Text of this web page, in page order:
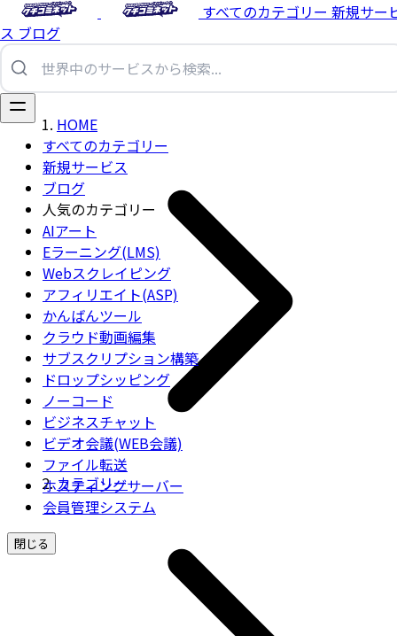
すべてのカテゴリー 新規サー
ス ブログ
すべてのカテゴリー
新規サービス
ブログ
人気のカテゴリー
AIアート
Eラーニング(LMS)
Webスクレイピング
アフィリエイト(ASP)
かんばんツール
クラウド動画編集
サブスクリプション構築
ドロップシッピング
ノーコード
ビジネスチャット
ビデオ会議(WEB会議)
ファイル転送
ホスティングサーバー
会員管理システム
閉じる
HOME
カテゴリー